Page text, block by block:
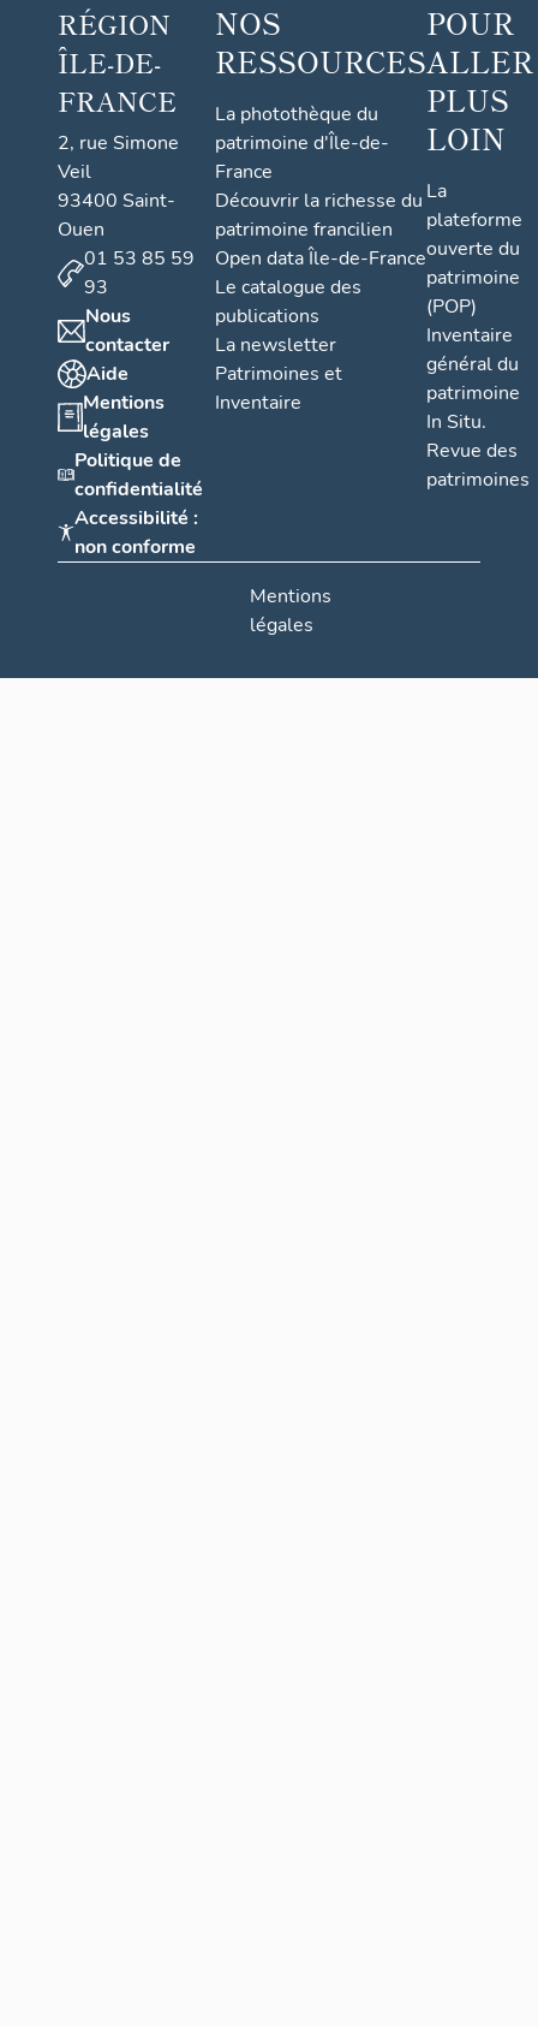
RÉGION
ÎLE-DE-
FRANCE
2, rue Simone
Veil
93400 Saint-
Ouen
01 53 85 59
93
Nous
contacter
Aide
Mentions
légales
Politique de
confidentialité
Accessibilité :
non conforme
NOS
RESSOURCES
La photothèque du
patrimoine d'Île-de-
France
Découvrir la richesse du
patrimoine francilien
Open data Île-de-France
Le catalogue des
publications
La newsletter
Patrimoines et
Inventaire
POUR
ALLER
PLUS
LOIN
La
plateforme
ouverte du
patrimoine
(POP)
Inventaire
général du
patrimoine
In Situ.
Revue des
patrimoines
Mentions
légales